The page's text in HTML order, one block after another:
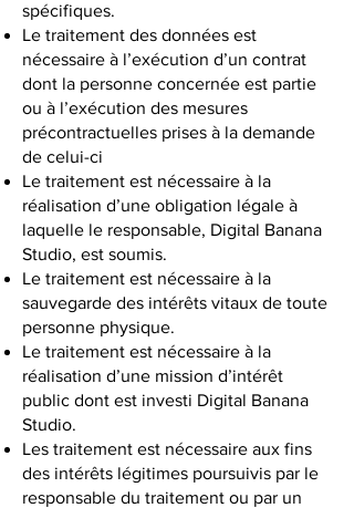
spécifiques.
Le traitement des données est
nécessaire à l’exécution d’un contrat
dont la personne concernée est partie
ou à l’exécution des mesures
précontractuelles prises à la demande
de celui-ci
Le traitement est nécessaire à la
réalisation d’une obligation légale à
laquelle le responsable, Digital Banana
Studio, est soumis.
Le traitement est nécessaire à la
sauvegarde des intérêts vitaux de toute
personne physique.
Le traitement est nécessaire à la
réalisation d’une mission d’intérêt
public dont est investi Digital Banana
Studio.
Les traitement est nécessaire aux fins
des intérêts légitimes poursuivis par le
responsable du traitement ou par un